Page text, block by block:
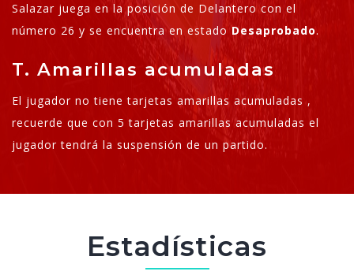
Salazar juega en la posición de Delantero con el
número 26 y se encuentra en estadoDesaprobado.
T. Amarillas acumuladas
El jugador no tiene tarjetas amarillas acumuladas ,
recuerde que con 5 tarjetas amarillas acumuladas el
jugador tendrá la suspensión de un partido.
Estadísticas